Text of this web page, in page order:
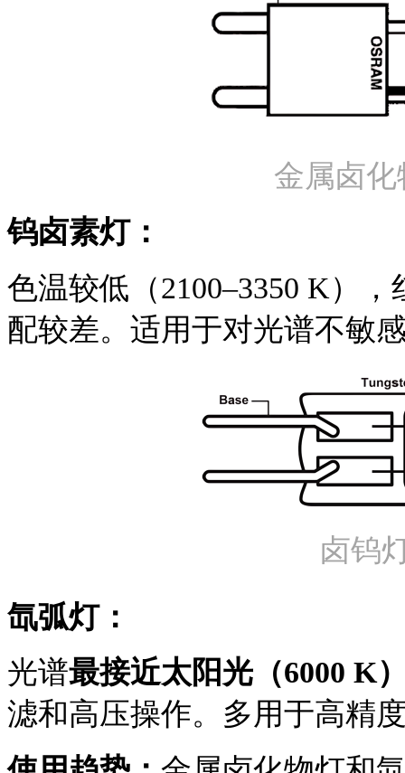
金属卤
钨卤素灯：
色温较低（2100–3350 K）
配较差。 适用于对光谱不敏
卤钨
氙弧灯：
光谱最接近太阳光（6000 K
滤和高压操作。多用于高精